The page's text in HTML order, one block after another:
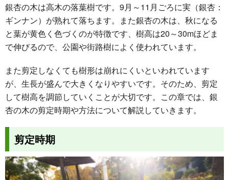
銀杏の木は高木の落葉樹です。9月～11月ごろに実（銀杏：
ギンナン）が熟れて落ちます。また銀杏の木は、秋になる
と葉が黄色く色づくのが特徴です、樹高は20～30mほどま
で伸びるので、公園や街路樹によく使われています。
また剪定しなくても樹形は崩れにくいといわれています
が、生長が盛んで大きくなりやすいです。そのため、剪定
して樹高を調節していくことが大切です。この章では、銀
杏の木の剪定時期や方法について解説していきます。
剪定時期